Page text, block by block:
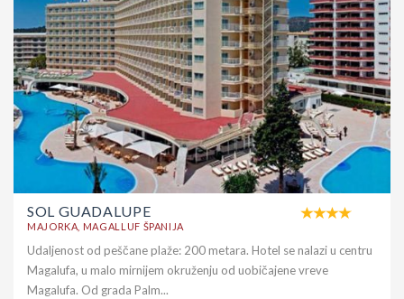
SOL GUADALUPE
MAJORKA, MAGALLUF ŠPANIJA
Udaljenost od peščane plaže: 200 metara. Hotel se nalazi u centru
Magalufa, u malo mirnijem okruženju od uobičajene vreve
Magalufa. Od grada Palm...